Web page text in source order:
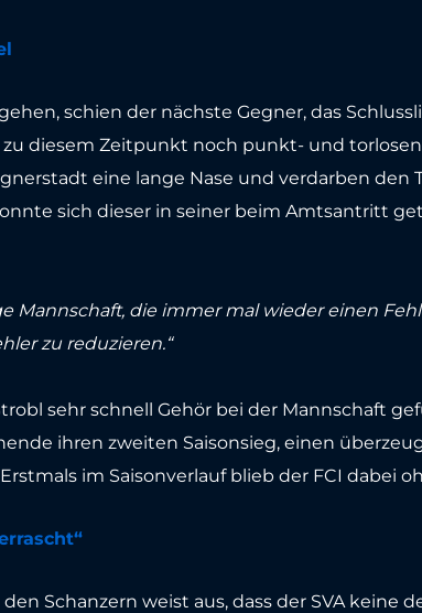
schien der nächste Gegner, das
diesem Zeitpunkt noch punkt- und
eine lange Nase und verdarben den
sich dieser in seiner beim Amtsantritt
Mannschaft, die immer mal wieder einen
zu reduzieren.“
sehr schnell Gehör bei der Mannschaft
ihren zweiten Saisonsieg, einen
im Saisonverlauf blieb der FCI dabei
Schanzern weist aus, dass der SVA keine